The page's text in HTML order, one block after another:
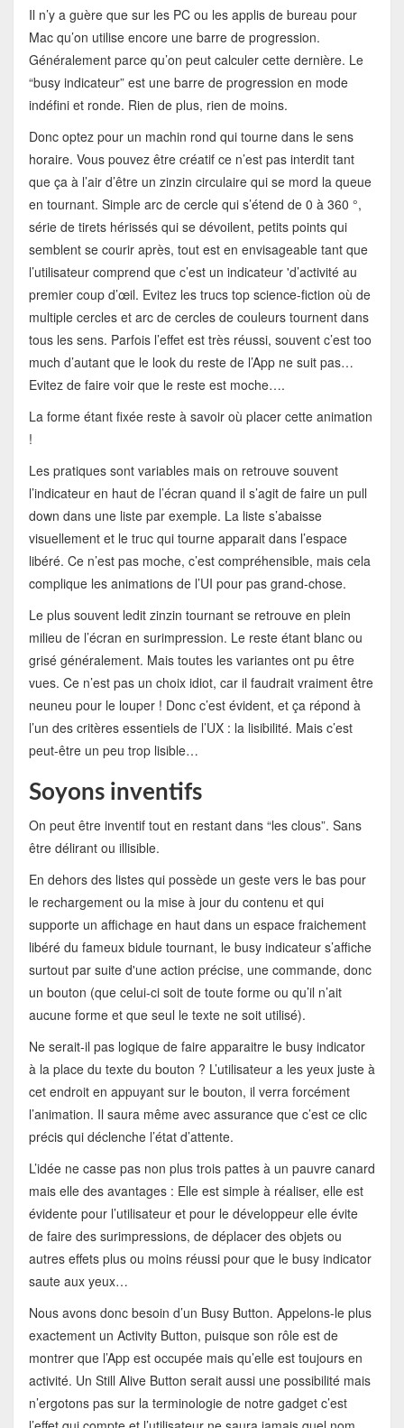
Il n’y a guère que sur les PC ou les applis de bureau pour
Mac qu’on utilise encore une barre de progression.
Généralement parce qu’on peut calculer cette dernière. Le
“busy indicateur” est une barre de progression en mode
indéfini et ronde. Rien de plus, rien de moins.
Donc optez pour un machin rond qui tourne dans le sens
horaire. Vous pouvez être créatif ce n’est pas interdit tant
que ça à l’air d’être un zinzin circulaire qui se mord la queue
en tournant. Simple arc de cercle qui s’étend de 0 à 360 °,
série de tirets hérissés qui se dévoilent, petits points qui
semblent se courir après, tout est en envisageable tant que
l’utilisateur comprend que c’est un indicateur 'd’activité au
premier coup d’œil. Evitez les trucs top science-fiction où de
multiple cercles et arc de cercles de couleurs tournent dans
tous les sens. Parfois l’effet est très réussi, souvent c’est too
much d’autant que le look du reste de l’App ne suit pas…
Evitez de faire voir que le reste est moche….
La forme étant fixée reste à savoir où placer cette animation
!
Les pratiques sont variables mais on retrouve souvent
l’indicateur en haut de l’écran quand il s’agit de faire un pull
down dans une liste par exemple. La liste s’abaisse
visuellement et le truc qui tourne apparait dans l’espace
libéré. Ce n’est pas moche, c’est compréhensible, mais cela
complique les animations de l’UI pour pas grand-chose.
Le plus souvent ledit zinzin tournant se retrouve en plein
milieu de l’écran en surimpression. Le reste étant blanc ou
grisé généralement. Mais toutes les variantes ont pu être
vues. Ce n’est pas un choix idiot, car il faudrait vraiment être
neuneu pour le louper ! Donc c’est évident, et ça répond à
l’un des critères essentiels de l’UX : la lisibilité. Mais c’est
peut-être un peu trop lisible…
Soyons inventifs
On peut être inventif tout en restant dans “les clous”. Sans
être délirant ou illisible.
En dehors des listes qui possède un geste vers le bas pour
le rechargement ou la mise à jour du contenu et qui
supporte un affichage en haut dans un espace fraichement
libéré du fameux bidule tournant, le busy indicateur s’affiche
surtout par suite d'une action précise, une commande, donc
un bouton (que celui-ci soit de toute forme ou qu’il n’ait
aucune forme et que seul le texte ne soit utilisé).
Ne serait-il pas logique de faire apparaitre le busy indicator
à la place du texte du bouton ? L’utilisateur a les yeux juste à
cet endroit en appuyant sur le bouton, il verra forcément
l’animation. Il saura même avec assurance que c’est ce clic
précis qui déclenche l’état d’attente.
L’idée ne casse pas non plus trois pattes à un pauvre canard
mais elle des avantages : Elle est simple à réaliser, elle est
évidente pour l’utilisateur et pour le développeur elle évite
de faire des surimpressions, de déplacer des objets ou
autres effets plus ou moins réussi pour que le busy indicator
saute aux yeux…
Nous avons donc besoin d’un Busy Button. Appelons-le plus
exactement un Activity Button, puisque son rôle est de
montrer que l’App est occupée mais qu’elle est toujours en
activité. Un Still Alive Button serait aussi une possibilité mais
n’ergotons pas sur la terminologie de notre gadget c’est